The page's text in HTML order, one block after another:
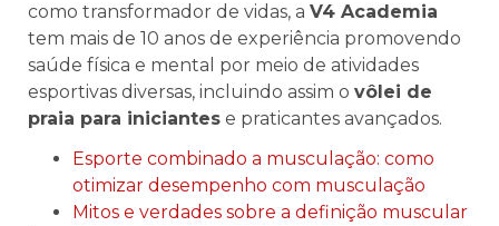
como transformador de vidas, a V4 Academia
tem mais de 10 anos de experiência promovendo
saúde física e mental por meio de atividades
esportivas diversas, incluindo assim o vôlei de
praia para iniciantes e praticantes avançados.
Esporte combinado a musculação: como
otimizar desempenho com musculação
Mitos e verdades sobre a definição muscular